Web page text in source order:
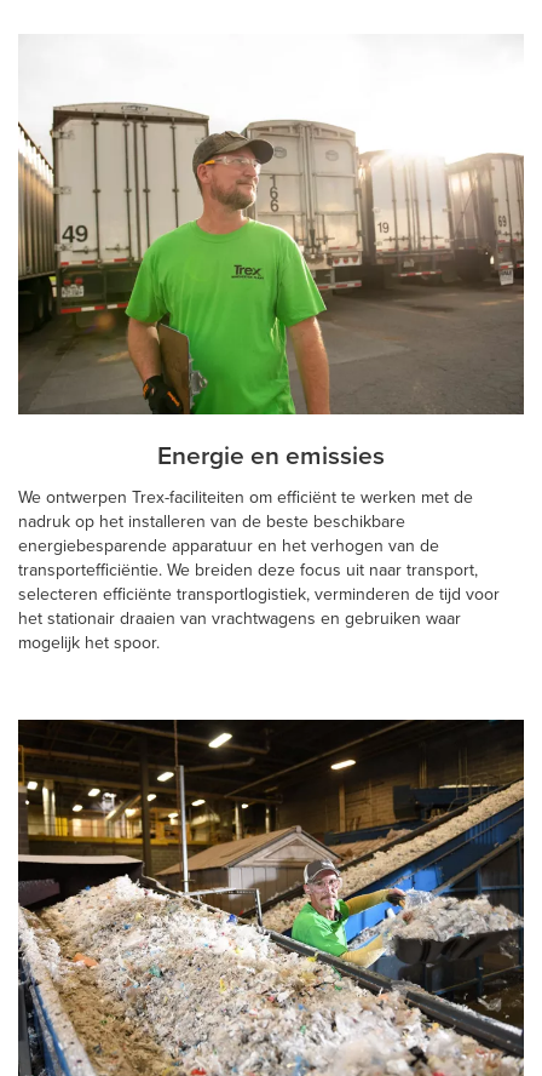
Energie en emissies
We ontwerpen Trex-faciliteiten om efficiënt te werken met de
nadruk op het installeren van de beste beschikbare
energiebesparende apparatuur en het verhogen van de
transportefficiëntie. We breiden deze focus uit naar transport,
selecteren efficiënte transportlogistiek, verminderen de tijd voor
het stationair draaien van vrachtwagens en gebruiken waar
mogelijk het spoor.